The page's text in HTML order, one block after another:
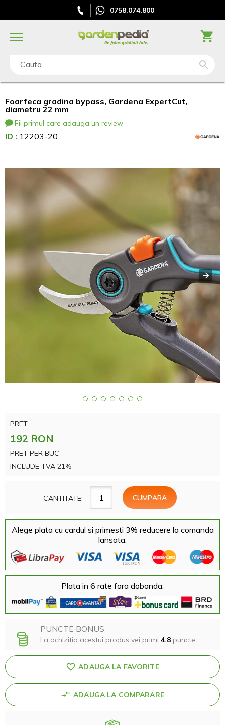
0758.074.800
Cauta
Foarfeca gradina bypass, Gardena ExpertCut,
diametru 22 mm
Fii primul care adauga un review
ID : 12203-20
PRET
192 RON
PRET PER BUC
INCLUDE TVA 21%
CANTITATE:
Alege plata cu cardul si primesti 3% reducere la comanda
lansata.
Plata in 6 rate fara dobanda.
PUNCTE BONUS
La achizitia acestui produs vei primi 4.8 puncte
ADAUGA LA FAVORITE
ADAUGA LA COMPARARE